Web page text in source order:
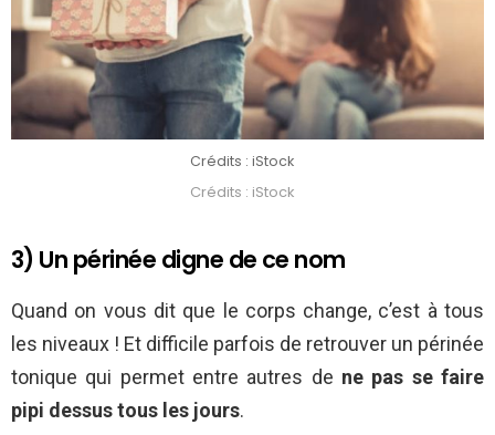
Crédits : iStock
Crédits : iStock
3) Un périnée digne de ce nom
Quand on vous dit que le corps change, c’est à tous
les niveaux ! Et difficile parfois de retrouver un périnée
tonique qui permet entre autres de ne pas se faire
pipi dessus tous les jours.